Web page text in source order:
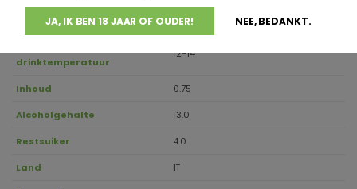
JA, IK BEN 18 JAAR OF OUDER! NEE, BEDANKT.
Kalabrien
drinktemperatuur
12-14
Inhoud 0.75
Alcoholgehalte 13.0
Restsuiker 4.0
Land IT